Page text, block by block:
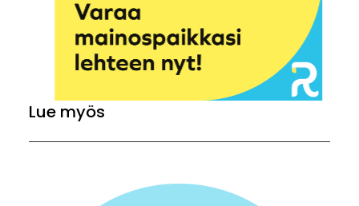
Lue myös